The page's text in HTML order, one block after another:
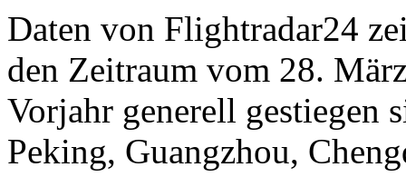
Daten von Flightradar24
den Zeitraum vom 28.
Vorjahr generell gestiegen
Peking, Guangzhou,